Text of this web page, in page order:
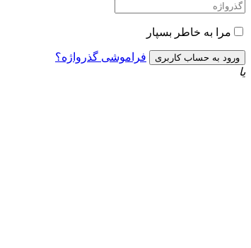
مرا به خاطر بسپار
فراموشی گذرواژه؟
یا